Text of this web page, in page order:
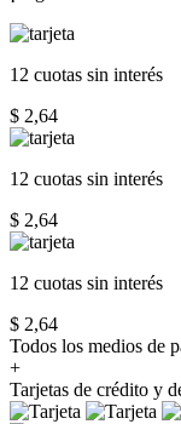
12 cuotas sin interés
$ 2,64
12 cuotas sin interés
$ 2,64
12 cuotas sin interés
$ 2,64
Todos los medios de
+
Tarjetas de crédito y